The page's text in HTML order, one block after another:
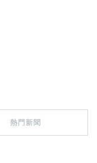
熱門新聞